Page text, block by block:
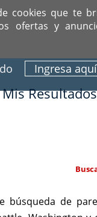
cookies que te
ofertas y
HISPANOS
Ingresa aquí
Mis Resultados
búsqueda de